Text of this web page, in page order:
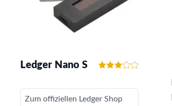
Ledger Nano S
Zum offiziellen Ledger Shop